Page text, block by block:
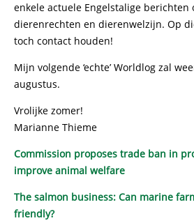
enkele actuele Engelstalige berichten
dierenrechten en dierenwelzijn. Op
toch contact houden!
Mijn volgende ‘echte’ Worldlog zal
augustus.
Vrolijke zomer!
Marianne Thieme
Commission proposes trade ban in
improve animal welfare
The salmon business: Can marine
friendly?